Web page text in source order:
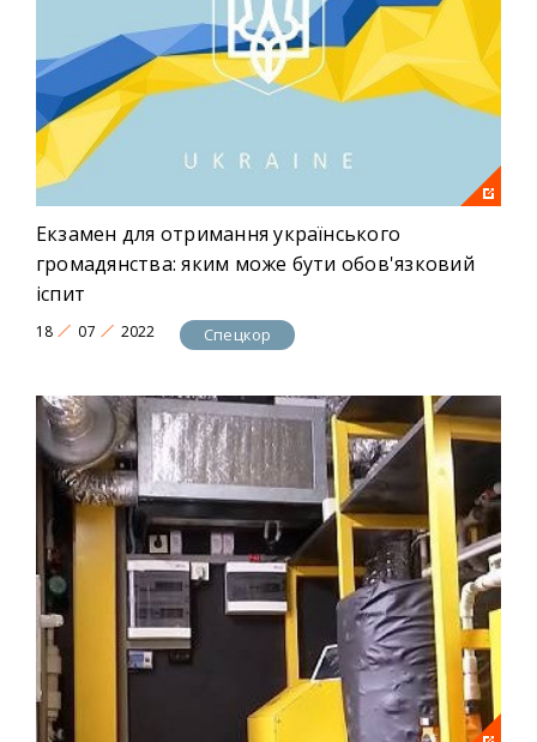
Екзамен для отримання українського
громадянства: яким може бути обов'язковий
іспит
18 07 2022 Спецкор